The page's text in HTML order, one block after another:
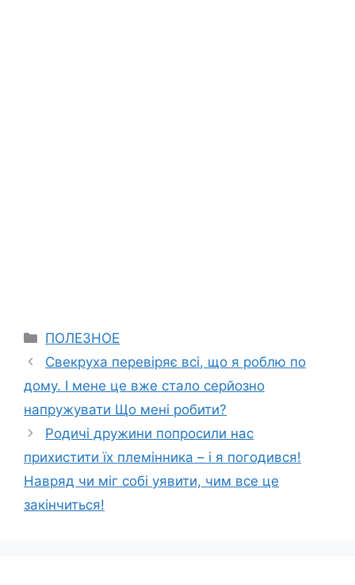
Categories
ПОЛЕЗНОЕ
Свекруха перевіряє всі, що я роблю по
дому. І мене це вже стало серйозно
напружувати Що мені робити?
Родичі дружини попросили нас
прихистити їх племінника – і я погодився!
Навряд чи міг собі уявити, чим все це
закінчиться!